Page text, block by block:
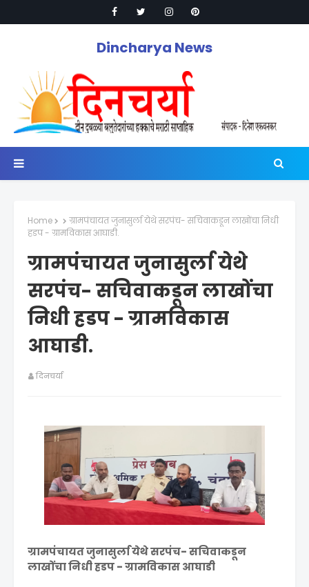
Dincharya News
Home
ग्रामपंचायत जुनासुर्ला येथे सरपंच- सचिवाकडून लाखोंचा निधी
हडप - ग्रामविकास आघाडी.
ग्रामपंचायत जुनासुर्ला येथे
सरपंच- सचिवाकडून लाखोंचा
निधी हडप - ग्रामविकास
आघाडी.
दिनचर्या
ग्रामपंचायत जुनासुर्ला येथे सरपंच- सचिवाकडून
लाखोंचा निधी हडप - ग्रामविकास आघाडी